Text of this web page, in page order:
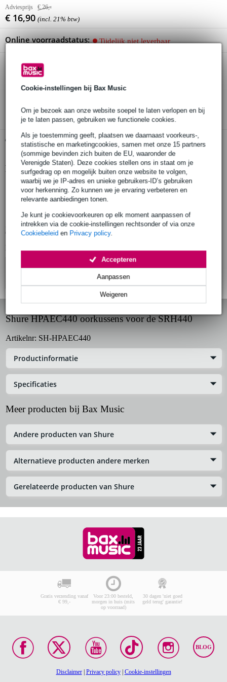
Cookie-instellingen bij Bax Music
Om je bezoek aan onze website soepel te laten verlopen en bij
je te laten passen, gebruiken we functionele cookies.
Als je toestemming geeft, plaatsen we daarnaast voorkeurs-,
statistische en marketingcookies, samen met onze 15 partners
(sommige bevinden zich buiten de EU, waaronder de
Verenigde Staten). Deze cookies stellen ons in staat om je
surfgedrag op en mogelijk buiten onze website te volgen,
waarbij we je IP-adres en unieke gebruikers-ID’s gebruiken
voor herkenning. Zo kunnen we je ervaring verbeteren en
relevante aanbiedingen tonen.
Je kunt je cookievoorkeuren op elk moment aanpassen of
intrekken via de cookie-instellingen rechtsonder of via onze
Cookiebeleid en Privacy policy.
Weigeren
Aanpassen
Accepteren
Adviesprijs € 26,-
€ 16,90 (incl. 21% btw)
Online voorraadstatus: Tijdelijk niet leverbaar
30 dagen 'niet goed geld terug' garantie
Gratis ophalen in de winkel
Productinformatie
oorkussens
geschikt voor de SRH440 hoofdtelefoon
ter vervanging of reserve
Bekijk alle productspecificaties
Shure HPAEC440 oorkussens voor de SRH440
Artikelnr: SH-HPAEC440
Productinformatie
Specificaties
Meer producten bij Bax Music
Andere producten van Shure
Alternatieve producten andere merken
Gerelateerde producten van Shure
Gratis verzending vanaf
€ 99,-
Voor 23:00 besteld,
morgen in huis (mits
op voorraad)
30 dagen 'niet goed
geld terug' garantie!
BLOG
Disclaimer| Privacy policy| Cookie-instellingen